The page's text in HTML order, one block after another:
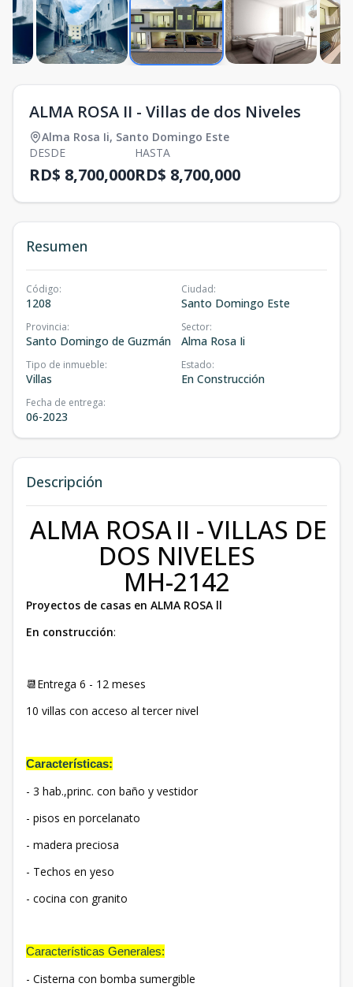
ALMA ROSA II - Villas de dos Niveles
Alma Rosa Ii, Santo Domingo Este
DESDE
RD$ 8,700,000
HASTA
RD$ 8,700,000
Resumen
Código:
1208
Ciudad:
Santo Domingo Este
Provincia:
Santo Domingo de Guzmán
Sector:
Alma Rosa Ii
Tipo de inmueble:
Villas
Estado:
En Construcción
Fecha de entrega:
06-2023
Descripción
ALMA ROSAII -VILLAS DE
DOS NIVELES
MH-2142
Proyectos de casas en ALMA ROSA ll
En construcción:
📆Entrega 6 - 12 meses
10 villas con acceso al tercer nivel
Características:
- 3 hab.,princ. con baño y vestidor
- pisos en porcelanato
- madera preciosa
- Techos en yeso
- cocina con granito
Características Generales:
- Cisterna con bomba sumergible